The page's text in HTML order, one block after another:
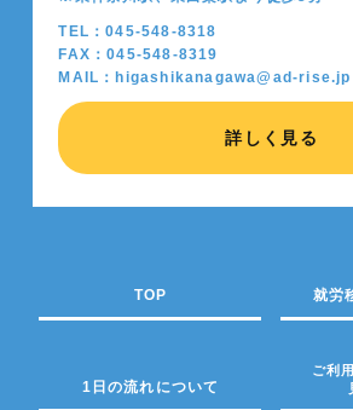
TEL：045-548-8318
FAX：045-548-8319
MAIL：higashikanagawa@ad-rise.jp
詳しく見る
TOP 就労
1日の流れについて
ご利